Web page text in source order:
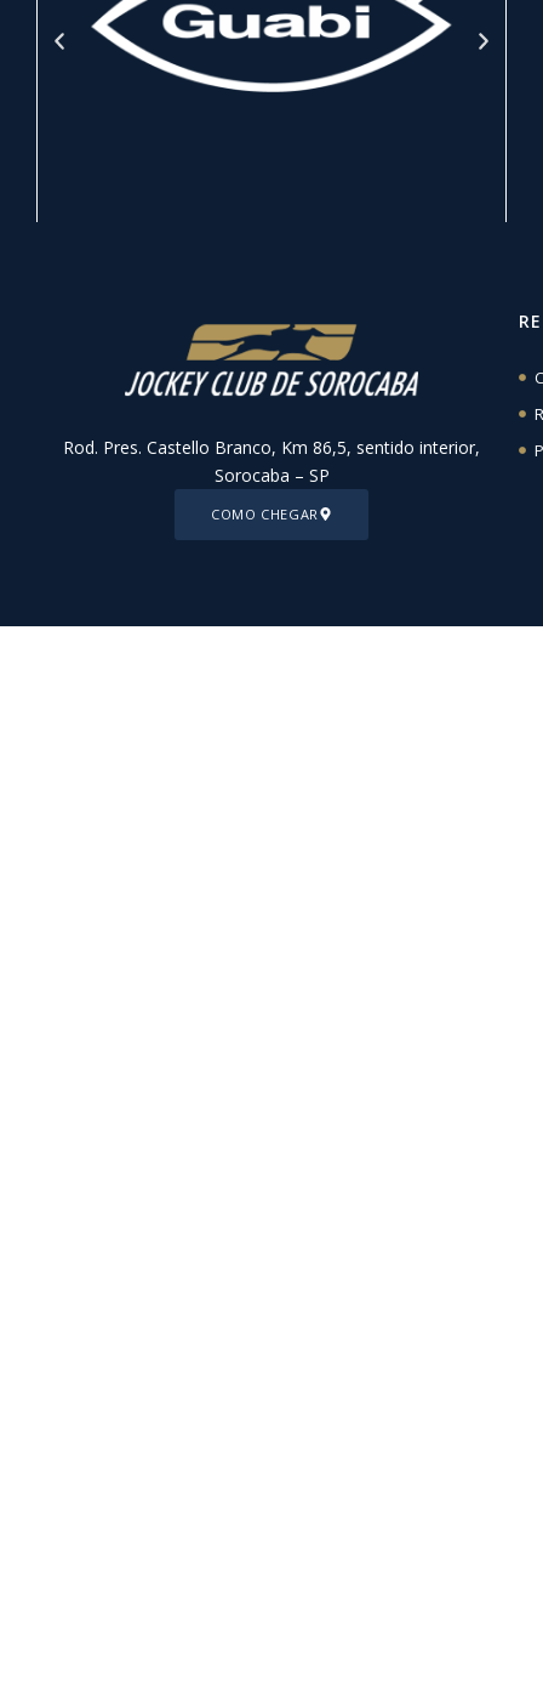
Rod. Pres. Castello Branco, Km 86,5, sentido interior,
Sorocaba – SP
COMO CHEGAR